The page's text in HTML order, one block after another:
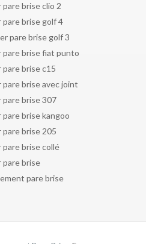
brise clio 2
brise golf 4
pare brise golf 3
pare brise fiat punto
brise c15
brise avec joint
pare brise 307
brise kangoo
brise 205
brise collé
pare brise
pare brise